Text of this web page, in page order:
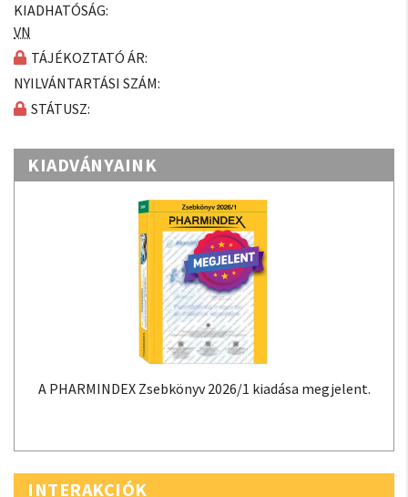
KIADHATÓSÁG:
VN
TÁJÉKOZTATÓ ÁR:
NYILVÁNTARTÁSI SZÁM:
STÁTUSZ:
KIADVÁNYAINK
A PHARMINDEX Zsebkönyv 2026/1 kiadása megjelent.
INTERAKCIÓK